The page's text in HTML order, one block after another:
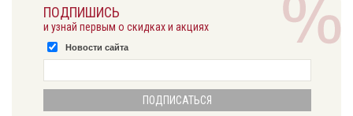
ПОДПИШИСЬ
и узнай первым о скидках и акциях
Новости сайта